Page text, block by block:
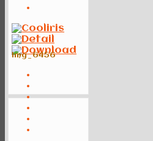
img_6456